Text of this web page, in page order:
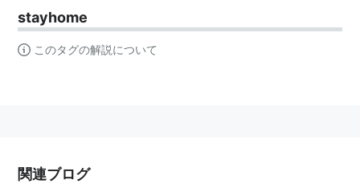
stayhome
このタグの解説について
関連ブログ